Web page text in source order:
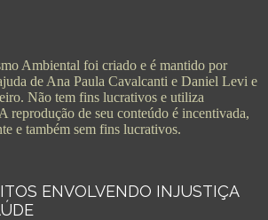
Ambiental foi criado e é mantido por
de Ana Paula Cavalcanti e Daniel Levi e
Não tem fins lucrativos e utiliza
reprodução de seu conteúdo é incentivada,
e também sem fins lucrativos.
ENVOLVENDO INJUSTIÇA